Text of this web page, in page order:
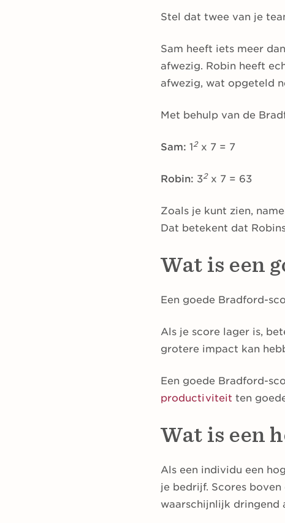
Stel dat twee van je
Sam heeft iets meer
afwezig. Robin heeft
afwezig, wat opgeteld
Met behulp van de
Sam: 12x 7 = 7
Robin: 32x 7 = 63
Zoals je kunt zien,
Dat betekent dat
Wat is een
Een goede Bradford-
Als je score lager is,
grotere impact kan
Een goede Bradford-
productiviteit ten
Wat is een
Als een individu een
je bedrijf. Scores
waarschijnlijk dringend